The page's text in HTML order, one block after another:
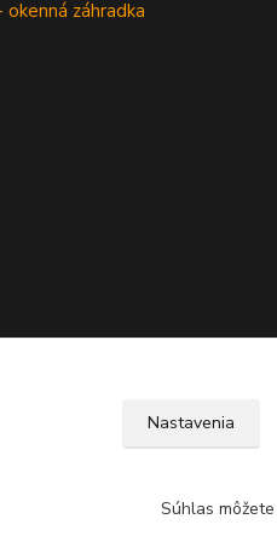
okenná záhradka
Nastavenia
Súhlas